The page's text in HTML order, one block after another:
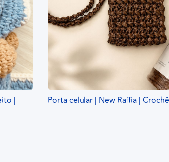
|
Porta celular | New Raffia | Crochê